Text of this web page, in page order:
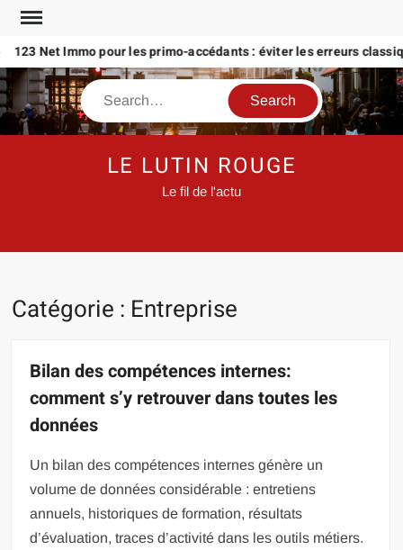
Skip
content
Net Immo pour les primo-accédants : éviter les erreurs classiques
Search
LE LUTIN ROUGE
Le fil de l'actu
Catégorie : Entreprise
Bilan des compétences internes:
comment s’y retrouver dans toutes les
données
Un bilan des compétences internes génère un
volume de données considérable : entretiens
annuels, historiques de formation, résultats
d’évaluation, traces d’activité dans les outils métiers.